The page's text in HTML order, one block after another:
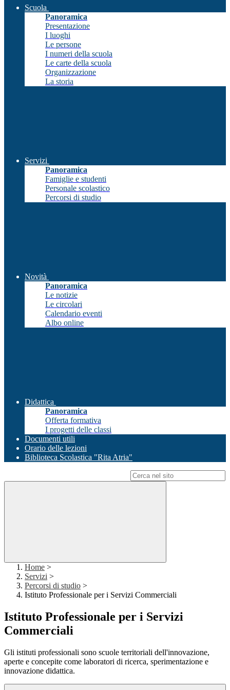
Scuola
Panoramica
Presentazione
I luoghi
Le persone
I numeri della scuola
Le carte della scuola
Organizzazione
La storia
Servizi
Panoramica
Famiglie e studenti
Personale scolastico
Percorsi di studio
Novità
Panoramica
Le notizie
Le circolari
Calendario eventi
Albo online
Didattica
Panoramica
Offerta formativa
I progetti delle classi
Documenti utili
Orario delle lezioni
Biblioteca Scolastica "Rita Atria"
Home >
Servizi >
Percorsi di studio >
Istituto Professionale per i Servizi Commerciali
Istituto Professionale per i Servizi
Commerciali
Gli istituti professionali sono scuole territoriali dell'innovazione,
aperte e concepite come laboratori di ricerca, sperimentazione e
innovazione didattica.